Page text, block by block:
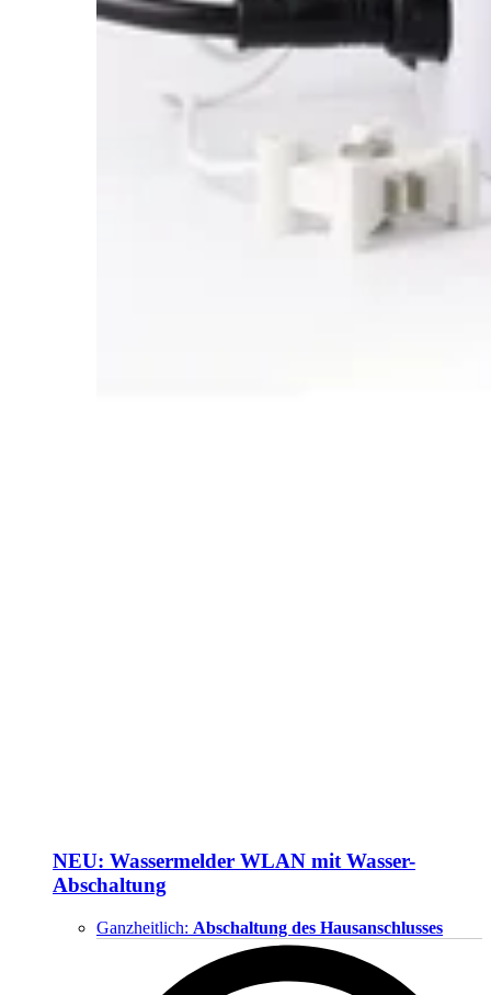
NEU: Wassermelder WLAN mit Wasser-
Abschaltung
Ganzheitlich: Abschaltung des Hausanschlusses